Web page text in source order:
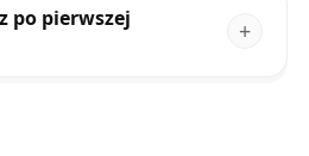
po pierwszej